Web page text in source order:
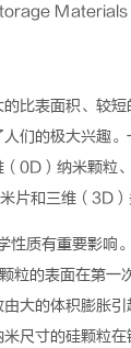
Materials
比表面积、较短
们的极大兴趣
（0D ）纳米颗粒
米片和三维（3D
性质有重要影响
粒的表面在第一
大的体积膨胀
尺寸的硅颗粒